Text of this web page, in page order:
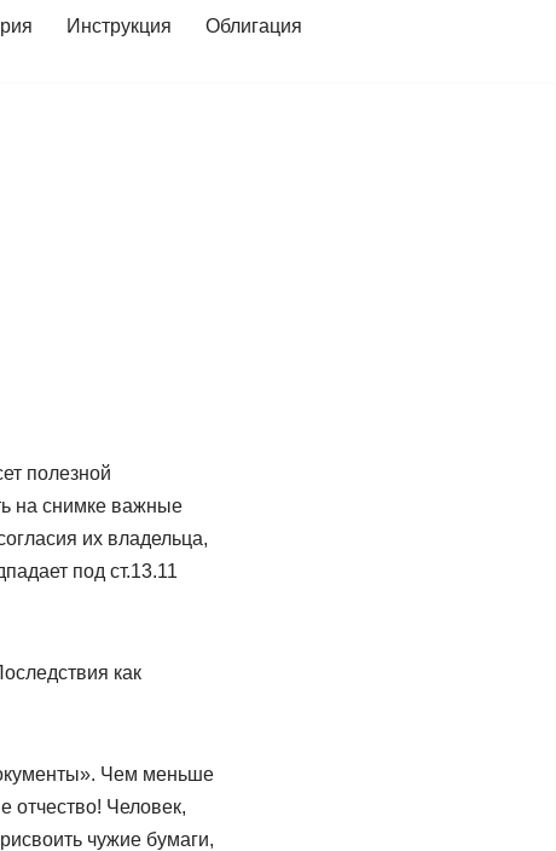
Инструкция
Облигация
полезной
на снимке важные
их владельца,
под ст.13.11
как
Чем меньше
Человек,
чужие бумаги,